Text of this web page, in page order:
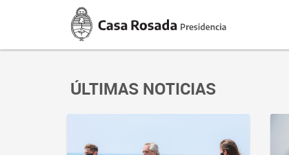
Casa
Rosada
Presidencia
de
ÚLTIMAS NOTICIAS